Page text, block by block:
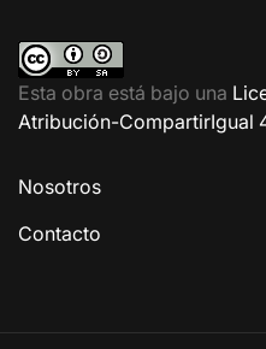
Esta obra está bajo una
Atribución-CompartirIgual
Nosotros
Contacto